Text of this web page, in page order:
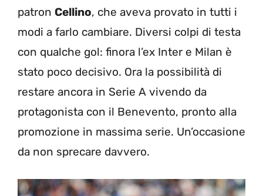
patron Cellino, che aveva provato in tutti i
modi a farlo cambiare. Diversi colpi di testa
con qualche gol: finora l’ex Inter e Milan è
stato poco decisivo. Ora la possibilità di
restare ancora in Serie A vivendo da
protagonista con il Benevento, pronto alla
promozione in massima serie. Un’occasione
da non sprecare davvero.